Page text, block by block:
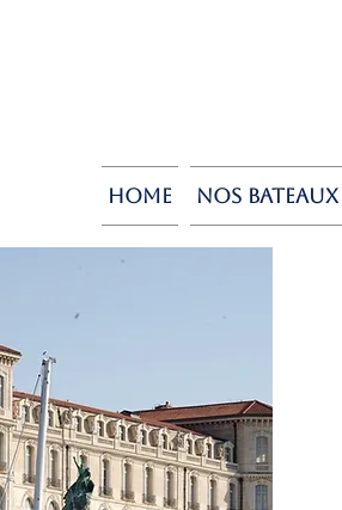
Home Nos bateaux